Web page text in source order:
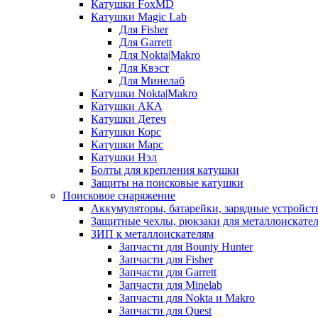
Катушки FoxMD
Катушки Magic Lab
Для Fisher
Для Garrett
Для Nokta|Makro
Для Квэст
Для Минелаб
Катушки Nokta|Makro
Катушки АКА
Катушки Детеч
Катушки Корс
Катушки Марс
Катушки Нэл
Болты для крепления катушки
Защиты на поисковые катушки
Поисковое снаряжение
Аккумуляторы, батарейки, зарядные
Защитные чехлы, рюкзаки для
ЗИП к металлоискателям
Запчасти для Bounty Hunter
Запчасти для Fisher
Запчасти для Garrett
Запчасти для Minelab
Запчасти для Nokta и Makro
Запчасти для Quest